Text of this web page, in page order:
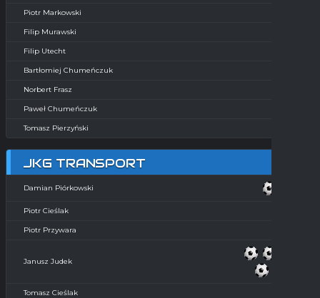
Piotr Markowski
Filip Murawski
Filip Utecht
Bartłomiej Chumeńczuk
Norbert Frasz
Paweł Chumeńczuk
Tomasz Pierzyński
JKG TRANSPORT
Damian Piórkowski
Piotr Cieślak
Piotr Przywara
Janusz Judek
Tomasz Cieślak